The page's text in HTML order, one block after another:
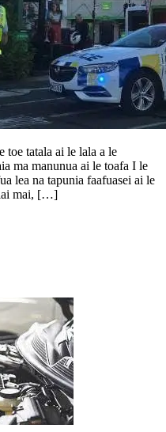
toe tatala ai le lala a le
ma manunua ai le toafa I le
lea na tapunia faafuasei ai le
mai, […]